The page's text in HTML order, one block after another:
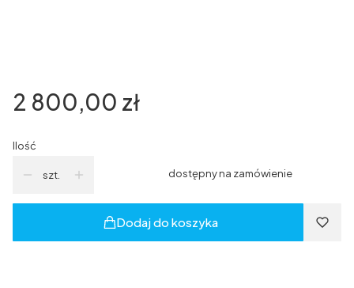
Cena
2 800,00 zł
Ilość
szt. dostępny na zamówienie
Dodaj do koszyka